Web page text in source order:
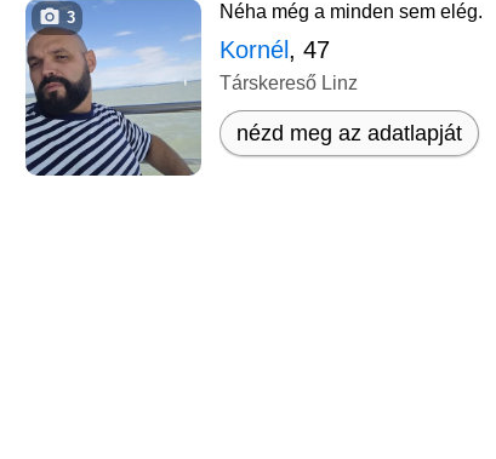
3 Néha még a minden sem elég.
Kornél , 47
Társkereső Linz
nézd meg az adatlapját